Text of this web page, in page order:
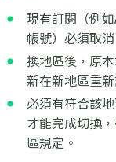
現有訂閱（例
帳號）必須取
換地區後，原
新在新地區重新
必須有符合該
才能完成切換
區規定。